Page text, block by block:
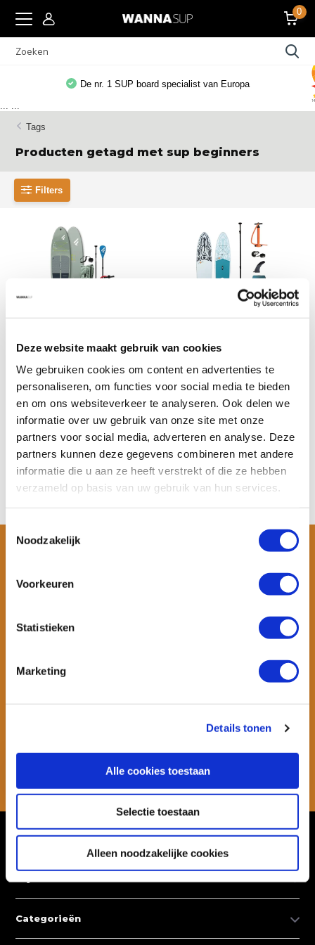
Deze website maakt gebruik van cookies
We gebruiken cookies om content en advertenties te
personaliseren, om functies voor social media te bieden
en om ons websiteverkeer te analyseren. Ook delen we
informatie over uw gebruik van onze site met onze
partners voor social media, adverteren en analyse. Deze
partners kunnen deze gegevens combineren met andere
informatie die u aan ze heeft verstrekt of die ze hebben
verzameld op basis van uw gebruik van hun services.
Toestemmingsselectie
Noodzakelijk
Voorkeuren
Statistieken
Marketing
Details tonen
Alle cookies toestaan
Selectie toestaan
Alleen noodzakelijke cookies
0
De nr. 1 SUP board specialist van Europa
Tags
Producten getagd met sup beginners
Filters
Fanatic Fly Air SLT
De Fanatic Fly Air SLT SUP set
is een allround o...
Op voorraad
Meer informatie
€ 559,90
Bekijken
MOAI Allround SUP Board
De MOAI Allround 9’5″ SUP is
een stabiel opb...
Op voorraad
Meer informatie
€ 369,-
Bekijken
* Lees hier de wettelijke beperkingen
Klantenservice
Categorieën
... ...